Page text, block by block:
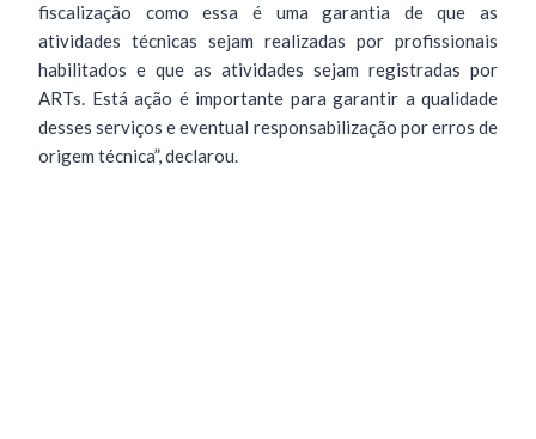
fiscalização como essa é uma garantia de que as
atividades técnicas sejam realizadas por profissionais
habilitados e que as atividades sejam registradas por
ARTs. Está ação é importante para garantir a qualidade
desses serviços e eventual responsabilização por erros de
origem técnica”, declarou.